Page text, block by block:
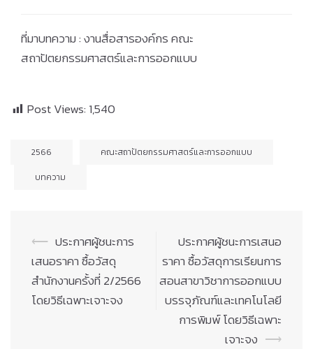
ที่มาบทความ : งานสื่อสารองค์กร คณะ
สถาปัตยกรรมศาสตร์และการออกแบบ
Post Views: 1,540
2566
คณะสถาปัตยกรรมศาสตร์และการออกแบบ
บทความ
Post
navigation
⟵ ประกาศผู้ชนะการ
เสนอราคา ซื้อวัสดุ
สำนักงานครั้งที่ 2/2566
โดยวิธีเฉพาะเจาะจง
ประกาศผู้ชนะการเสนอ
ราคา ซื้อวัสดุการเรียนการ
สอนสาขาวิชาการออกแบบ
บรรจุภัณฑ์และเทคโนโลยี
การพิมพ์ โดยวิธีเฉพาะ
เจาะจง ⟶